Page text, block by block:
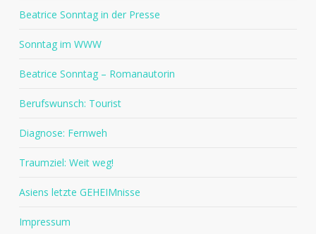
Beatrice Sonntag in der Presse
Sonntag im WWW
Beatrice Sonntag – Romanautorin
Berufswunsch: Tourist
Diagnose: Fernweh
Traumziel: Weit weg!
Asiens letzte GEHEIMnisse
Impressum